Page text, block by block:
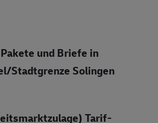
und Briefe in
Stadtgrenze Solingen
Tarif-